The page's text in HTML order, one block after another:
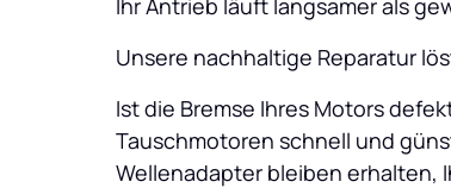
Ihr Antrieb läuft langsamer als
Unsere nachhaltige Reparatur
Ist die Bremse Ihres Motors
Tauschmotoren schnell und
Wellenadapter bleiben erhalten,